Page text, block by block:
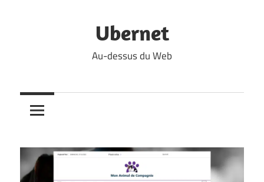
Ubernet
Au-dessus du Web